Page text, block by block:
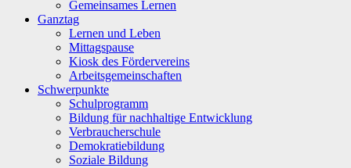
Gemeinsames Lernen
Ganztag
Lernen und Leben
Mittagspause
Kiosk des Fördervereins
Arbeitsgemeinschaften
Schwerpunkte
Schulprogramm
Bildung für nachhaltige Entwicklung
Verbraucherschule
Demokratiebildung
Soziale Bildung